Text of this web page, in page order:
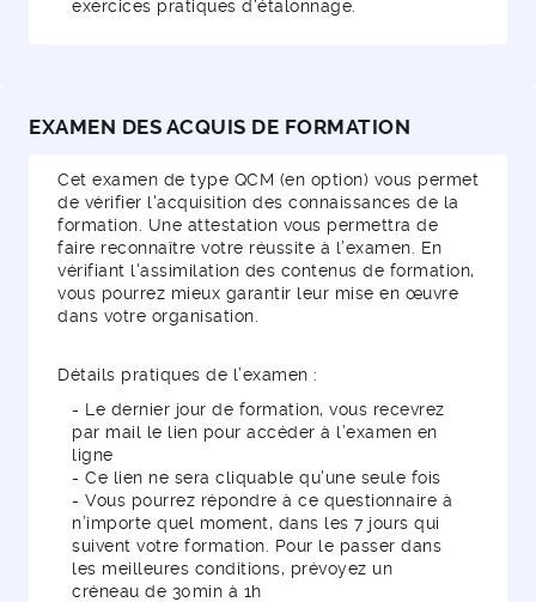
exercices pratiques d'étalonnage.
EXAMEN DES ACQUIS DE FORMATION
Cet examen de type QCM (en option) vous permet
de vérifier l'acquisition des connaissances de la
formation. Une attestation vous permettra de
faire reconnaître votre réussite à l’examen. En
vérifiant l'assimilation des contenus de formation,
vous pourrez mieux garantir leur mise en œuvre
dans votre organisation.
Détails pratiques de l’examen :
- Le dernier jour de formation, vous recevrez
par mail le lien pour accéder à l’examen en
ligne
- Ce lien ne sera cliquable qu’une seule fois
- Vous pourrez répondre à ce questionnaire à
n’importe quel moment, dans les 7 jours qui
suivent votre formation. Pour le passer dans
les meilleures conditions, prévoyez un
créneau de 30min à 1h